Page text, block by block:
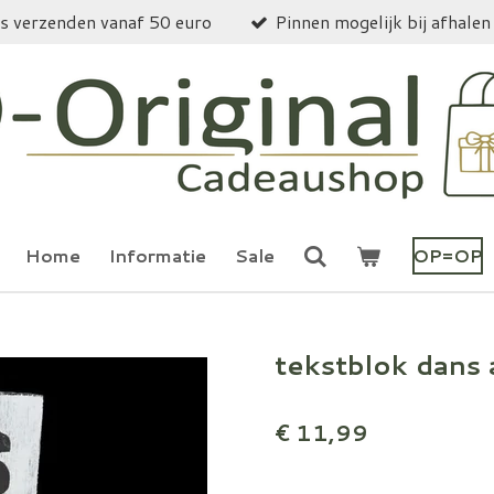
verzenden vanaf 50 euro Pinnen mogelijk bij afhalen
Home Informatie Sale OP=OP
tekstblok
€ 11,99